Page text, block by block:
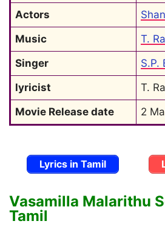
Actors
Music
T.
Singer
S.P.
lyricist
T.
Movie Release date
2
Lyrics in Tamil
Vasamilla Malarithu
Tamil